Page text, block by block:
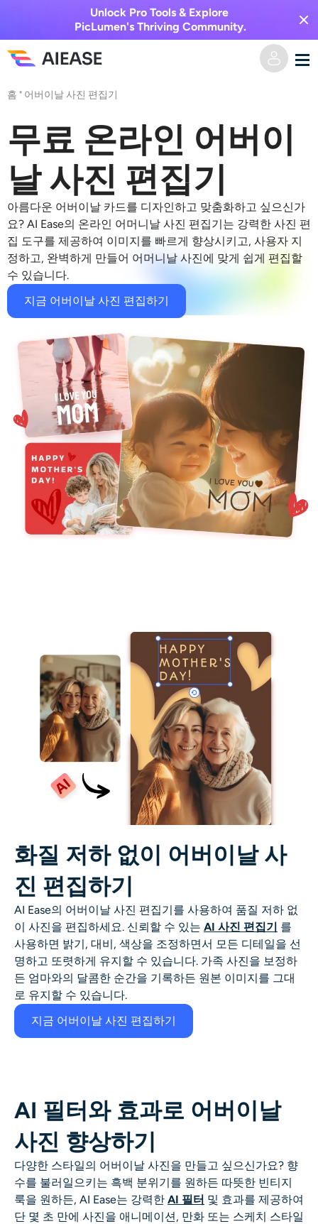
Unlock Pro Tools & Explore
PicLumen's Thriving Community.
홈
AI 비디오
텍스트를 비디오로
이미지를 비디오로
비디오 효과
AI 포옹 생성기
AI 댄스 생성기
지원되는 AI 모델
Seedance 2.0 Kling 2.6 Motion Control Veo 3.1
Kling 2.6 Pro Kling 2.1 Master Hailuo 2.3
Wan 2.5
비디오 효과
AI 이미지
이미지 변환
텍스트를 이미지로
Seedream 5.0 프로 Nano Banana Pro Seedream 4.5
나노 바나나 플럭스 Kontext
AI 도구
사진 편집 및 제작 도구
사진 인핸서
개체 제거기
워터마크 리무버
배경 제거제
AI 배경
사진 복원
AI 스타일 이미지 생성기
인물 사진 도구
헤어스타일 체인저
AI 베이비
AI 필터
헤드샷 생성기 프로
AI 얼굴 사진 생성기
여권 사진 메이커
비디오 도구
비디오 인핸서
영상 워터마크 제거기
가격
홈 " 어버이날 사진 편집기
무료 온라인 어버이
날 사진 편집기
아름다운 어버이날 카드를 디자인하고 맞춤화하고 싶으신가
요? AI Ease의 온라인 어머니날 사진 편집기는 강력한 사진 편
집 도구를 제공하여 이미지를 빠르게 향상시키고, 사용자 지
정하고, 완벽하게 만들어 어머니날 사진에 맞게 쉽게 편집할
수 있습니다.
지금 어버이날 사진 편집하기
화질 저하 없이 어버이날 사
진 편집하기
AI Ease의 어버이날 사진 편집기를 사용하여 품질 저하 없
이 사진을 편집하세요. 신뢰할 수 있는 AI 사진 편집기 를
사용하면 밝기, 대비, 색상을 조정하면서 모든 디테일을 선
명하고 또렷하게 유지할 수 있습니다. 가족 사진을 보정하
든 엄마와의 달콤한 순간을 기록하든 원본 이미지를 그대
로 유지할 수 있습니다.
지금 어버이날 사진 편집하기
AI 필터와 효과로 어버이날
사진 향상하기
다양한 스타일의 어버이날 사진을 만들고 싶으신가요? 향
수를 불러일으키는 흑백 분위기를 원하든 따뜻한 빈티지
룩을 원하든, AI Ease는 강력한 AI 필터 및 효과를 제공하여
단 몇 초 만에 사진을 애니메이션, 만화 또는 스케치 스타일